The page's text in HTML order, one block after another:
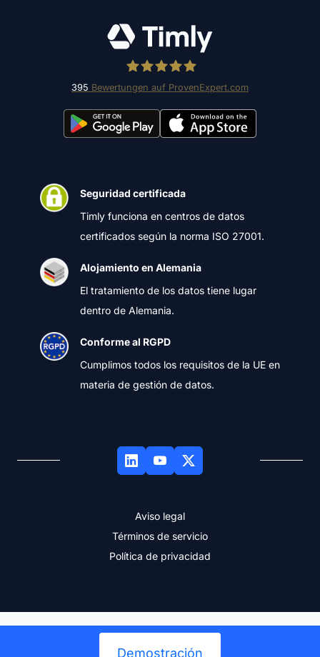
Timly Software AG
395 Bewertungen auf ProvenExpert.com
Seguridad certificada
Timly funciona en centros de datos
certificados según la norma ISO 27001.
Alojamiento en Alemania
El tratamiento de los datos tiene lugar
dentro de Alemania.
Conforme al RGPD
Cumplimos todos los requisitos de la UE en
materia de gestión de datos.
Aviso legal
Términos de servicio
Política de privacidad
Demostración